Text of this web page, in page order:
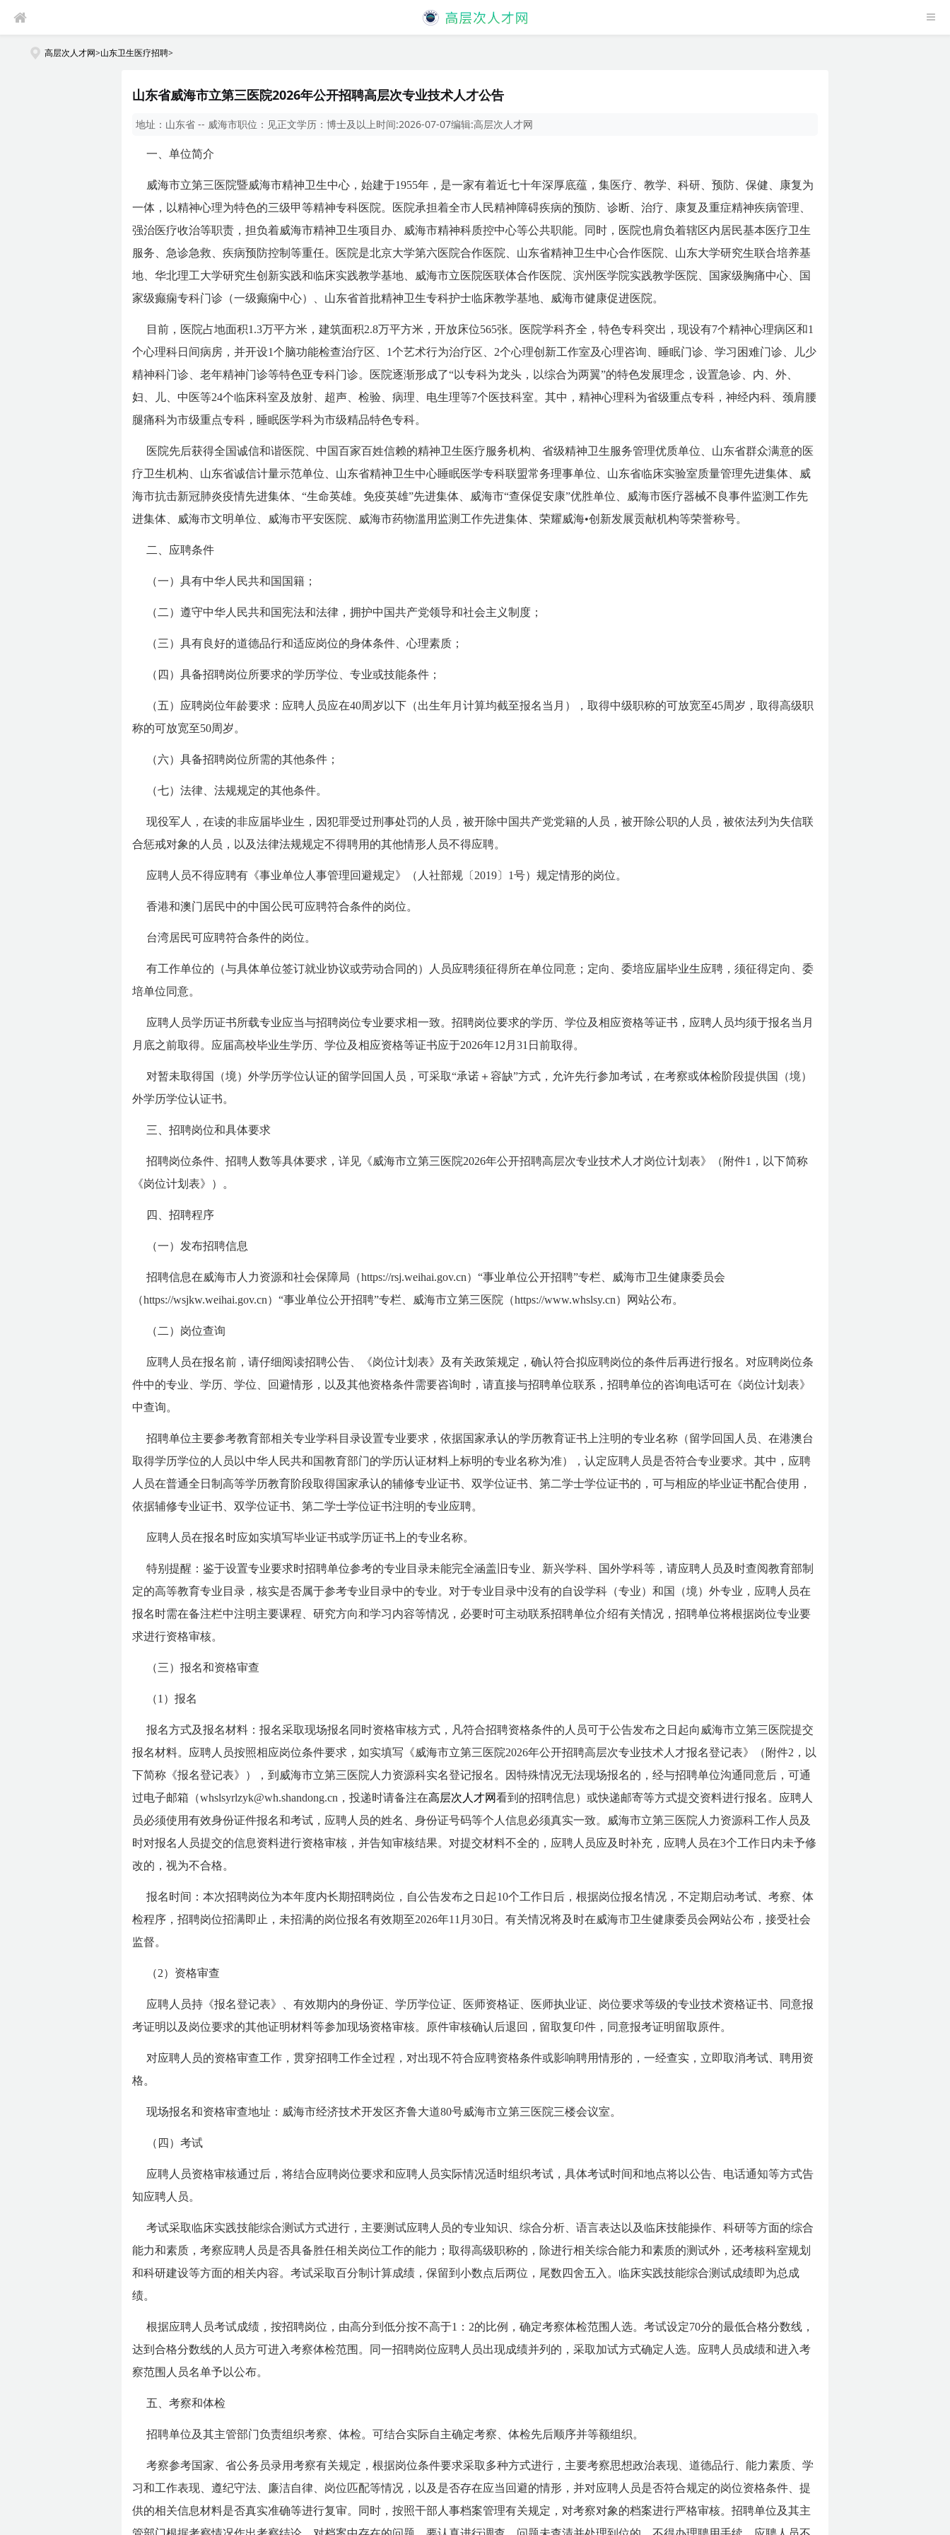
高层次人才网>山东卫生医疗招聘>
山东省威海市立第三医院2026年公开招聘高层次专业技术人才公告
地址： 山东省 -- 威海市职位： 见正文学历： 博士及以上时间:2026-07-07编辑:高层次人才网
一、单位简介
威海市立第三医院暨威海市精神卫生中心，始建于1955年，是一家有着近七十年深厚底蕴，集医疗、教学、科研、预防、保健、康复为
一体，以精神心理为特色的三级甲等精神专科医院。医院承担着全市人民精神障碍疾病的预防、诊断、治疗、康复及重症精神疾病管理、
强治医疗收治等职责，担负着威海市精神卫生项目办、威海市精神科质控中心等公共职能。同时，医院也肩负着辖区内居民基本医疗卫生
服务、急诊急救、疾病预防控制等重任。医院是北京大学第六医院合作医院、山东省精神卫生中心合作医院、山东大学研究生联合培养基
地、华北理工大学研究生创新实践和临床实践教学基地、威海市立医院医联体合作医院、滨州医学院实践教学医院、国家级胸痛中心、国
家级癫痫专科门诊（一级癫痫中心）、山东省首批精神卫生专科护士临床教学基地、威海市健康促进医院。
目前，医院占地面积1.3万平方米，建筑面积2.8万平方米，开放床位565张。医院学科齐全，特色专科突出，现设有7个精神心理病区和1
个心理科日间病房，并开设1个脑功能检查治疗区、1个艺术行为治疗区、2个心理创新工作室及心理咨询、睡眠门诊、学习困难门诊、儿少
精神科门诊、老年精神门诊等特色亚专科门诊。医院逐渐形成了“以专科为龙头，以综合为两翼”的特色发展理念，设置急诊、内、外、
妇、儿、中医等24个临床科室及放射、超声、检验、病理、电生理等7个医技科室。其中，精神心理科为省级重点专科，神经内科、颈肩腰
腿痛科为市级重点专科，睡眠医学科为市级精品特色专科。
医院先后获得全国诚信和谐医院、中国百家百姓信赖的精神卫生医疗服务机构、省级精神卫生服务管理优质单位、山东省群众满意的医
疗卫生机构、山东省诚信计量示范单位、山东省精神卫生中心睡眠医学专科联盟常务理事单位、山东省临床实验室质量管理先进集体、威
海市抗击新冠肺炎疫情先进集体、“生命英雄。免疫英雄”先进集体、威海市“查保促安康”优胜单位、威海市医疗器械不良事件监测工作先
进集体、威海市文明单位、威海市平安医院、威海市药物滥用监测工作先进集体、荣耀威海•创新发展贡献机构等荣誉称号。
二、应聘条件
（一）具有中华人民共和国国籍；
（二）遵守中华人民共和国宪法和法律，拥护中国共产党领导和社会主义制度；
（三）具有良好的道德品行和适应岗位的身体条件、心理素质；
（四）具备招聘岗位所要求的学历学位、专业或技能条件；
（五）应聘岗位年龄要求：应聘人员应在40周岁以下（出生年月计算均截至报名当月），取得中级职称的可放宽至45周岁，取得高级职
称的可放宽至50周岁。
（六）具备招聘岗位所需的其他条件；
（七）法律、法规规定的其他条件。
现役军人，在读的非应届毕业生，因犯罪受过刑事处罚的人员，被开除中国共产党党籍的人员，被开除公职的人员，被依法列为失信联
合惩戒对象的人员，以及法律法规规定不得聘用的其他情形人员不得应聘。
应聘人员不得应聘有《事业单位人事管理回避规定》（人社部规〔2019〕1号）规定情形的岗位。
香港和澳门居民中的中国公民可应聘符合条件的岗位。
台湾居民可应聘符合条件的岗位。
有工作单位的（与具体单位签订就业协议或劳动合同的）人员应聘须征得所在单位同意；定向、委培应届毕业生应聘，须征得定向、委
培单位同意。
应聘人员学历证书所载专业应当与招聘岗位专业要求相一致。招聘岗位要求的学历、学位及相应资格等证书，应聘人员均须于报名当月
月底之前取得。应届高校毕业生学历、学位及相应资格等证书应于2026年12月31日前取得。
对暂未取得国（境）外学历学位认证的留学回国人员，可采取“承诺＋容缺”方式，允许先行参加考试，在考察或体检阶段提供国（境）
外学历学位认证书。
三、招聘岗位和具体要求
招聘岗位条件、招聘人数等具体要求，详见《威海市立第三医院2026年公开招聘高层次专业技术人才岗位计划表》（附件1，以下简称
《岗位计划表》）。
四、招聘程序
（一）发布招聘信息
招聘信息在威海市人力资源和社会保障局（https://rsj.weihai.gov.cn）“事业单位公开招聘”专栏、威海市卫生健康委员会
（https://wsjkw.weihai.gov.cn）“事业单位公开招聘”专栏、威海市立第三医院（https://www.whslsy.cn）网站公布。
（二）岗位查询
应聘人员在报名前，请仔细阅读招聘公告、《岗位计划表》及有关政策规定，确认符合拟应聘岗位的条件后再进行报名。对应聘岗位条
件中的专业、学历、学位、回避情形，以及其他资格条件需要咨询时，请直接与招聘单位联系，招聘单位的咨询电话可在《岗位计划表》
中查询。
招聘单位主要参考教育部相关专业学科目录设置专业要求，依据国家承认的学历教育证书上注明的专业名称（留学回国人员、在港澳台
取得学历学位的人员以中华人民共和国教育部门的学历认证材料上标明的专业名称为准），认定应聘人员是否符合专业要求。其中，应聘
人员在普通全日制高等学历教育阶段取得国家承认的辅修专业证书、双学位证书、第二学士学位证书的，可与相应的毕业证书配合使用，
依据辅修专业证书、双学位证书、第二学士学位证书注明的专业应聘。
应聘人员在报名时应如实填写毕业证书或学历证书上的专业名称。
特别提醒：鉴于设置专业要求时招聘单位参考的专业目录未能完全涵盖旧专业、新兴学科、国外学科等，请应聘人员及时查阅教育部制
定的高等教育专业目录，核实是否属于参考专业目录中的专业。对于专业目录中没有的自设学科（专业）和国（境）外专业，应聘人员在
报名时需在备注栏中注明主要课程、研究方向和学习内容等情况，必要时可主动联系招聘单位介绍有关情况，招聘单位将根据岗位专业要
求进行资格审核。
（三）报名和资格审查
（1）报名
报名方式及报名材料：报名采取现场报名同时资格审核方式，凡符合招聘资格条件的人员可于公告发布之日起向威海市立第三医院提交
报名材料。应聘人员按照相应岗位条件要求，如实填写《威海市立第三医院2026年公开招聘高层次专业技术人才报名登记表》（附件2，以
下简称《报名登记表》），到威海市立第三医院人力资源科实名登记报名。因特殊情况无法现场报名的，经与招聘单位沟通同意后，可通
过电子邮箱（whslsyrlzyk@wh.shandong.cn，投递时请备注在高层次人才网看到的招聘信息）或快递邮寄等方式提交资料进行报名。应聘人
员必须使用有效身份证件报名和考试，应聘人员的姓名、身份证号码等个人信息必须真实一致。威海市立第三医院人力资源科工作人员及
时对报名人员提交的信息资料进行资格审核，并告知审核结果。对提交材料不全的，应聘人员应及时补充，应聘人员在3个工作日内未予修
改的，视为不合格。
报名时间：本次招聘岗位为本年度内长期招聘岗位，自公告发布之日起10个工作日后，根据岗位报名情况，不定期启动考试、考察、体
检程序，招聘岗位招满即止，未招满的岗位报名有效期至2026年11月30日。有关情况将及时在威海市卫生健康委员会网站公布，接受社会
监督。
（2）资格审查
应聘人员持《报名登记表》、有效期内的身份证、学历学位证、医师资格证、医师执业证、岗位要求等级的专业技术资格证书、同意报
考证明以及岗位要求的其他证明材料等参加现场资格审核。原件审核确认后退回，留取复印件，同意报考证明留取原件。
对应聘人员的资格审查工作，贯穿招聘工作全过程，对出现不符合应聘资格条件或影响聘用情形的，一经查实，立即取消考试、聘用资
格。
现场报名和资格审查地址：威海市经济技术开发区齐鲁大道80号威海市立第三医院三楼会议室。
（四）考试
应聘人员资格审核通过后，将结合应聘岗位要求和应聘人员实际情况适时组织考试，具体考试时间和地点将以公告、电话通知等方式告
知应聘人员。
考试采取临床实践技能综合测试方式进行，主要测试应聘人员的专业知识、综合分析、语言表达以及临床技能操作、科研等方面的综合
能力和素质，考察应聘人员是否具备胜任相关岗位工作的能力；取得高级职称的，除进行相关综合能力和素质的测试外，还考核科室规划
和科研建设等方面的相关内容。考试采取百分制计算成绩，保留到小数点后两位，尾数四舍五入。临床实践技能综合测试成绩即为总成
绩。
根据应聘人员考试成绩，按招聘岗位，由高分到低分按不高于1：2的比例，确定考察体检范围人选。考试设定70分的最低合格分数线，
达到合格分数线的人员方可进入考察体检范围。同一招聘岗位应聘人员出现成绩并列的，采取加试方式确定人选。应聘人员成绩和进入考
察范围人员名单予以公布。
五、考察和体检
招聘单位及其主管部门负责组织考察、体检。可结合实际自主确定考察、体检先后顺序并等额组织。
考察参考国家、省公务员录用考察有关规定，根据岗位条件要求采取多种方式进行，主要考察思想政治表现、道德品行、能力素质、学
习和工作表现、遵纪守法、廉洁自律、岗位匹配等情况，以及是否存在应当回避的情形，并对应聘人员是否符合规定的岗位资格条件、提
供的相关信息材料是否真实准确等进行复审。同时，按照干部人事档案管理有关规定，对考察对象的档案进行严格审核。招聘单位及其主